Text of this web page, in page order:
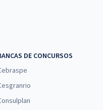
DE CONCURSOS